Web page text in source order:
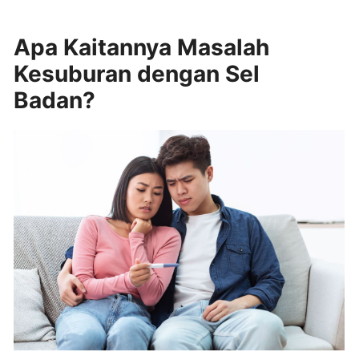
Apa Kaitannya Masalah
Kesuburan dengan Sel
Badan?